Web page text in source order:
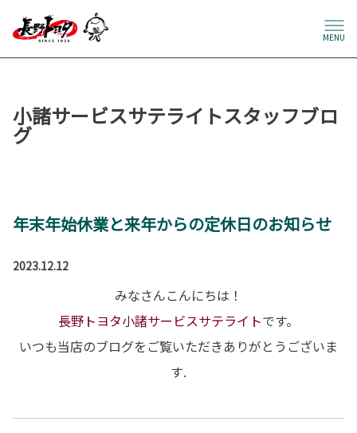
MENU
小諸サービスサテライトスタッフブロ
グ
年末年始休業と来年からの定休日のお知らせ
2023.12.12
みなさんこんにちは！
長野トヨタ小諸サービスサテライトです。
いつも当店のブログをご覧いただきありがとうございま
す.